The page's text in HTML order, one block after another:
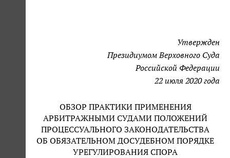
Утвержден
Президиумом Верховного Суда
Российской Федерации
22 июля 2020 года
ОБЗОР ПРАКТИКИ ПРИМЕНЕНИЯ
АРБИТРАЖНЫМИ СУДАМИ ПОЛОЖЕНИЙ
ПРОЦЕССУАЛЬНОГО ЗАКОНОДАТЕЛЬСТВА
ОБ ОБЯЗАТЕЛЬНОМ ДОСУДЕБНОМ ПОРЯДКЕ
УРЕГУЛИРОВАНИЯ СПОРА